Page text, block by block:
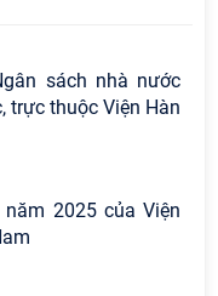
sách nhà nước
trực thuộc Viện Hàn
2025 của Viện